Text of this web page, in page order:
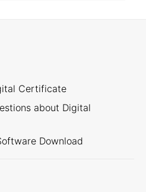
Certificate
about Digital
Download